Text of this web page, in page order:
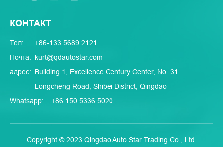
КОНТАКТ
Тел:
+86-133 5689 2121
Почта: kurt@qdautostar.com
адрес: Building 1, Excellence Century Center, No. 31
Longcheng Road, Shibei District, Qingdao
Whatsapp:
+86 150 5336 5020
Copyright © 2023 Qingdao Auto Star Trading Co., Ltd.